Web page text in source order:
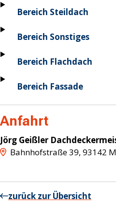
Bereich Steildach
Bereich Sonstiges
Bereich Flachdach
Bereich Fassade
Anfahrt
Jörg Geißler
Bahnhofstraße 39, 93142
zurück zur Übersicht